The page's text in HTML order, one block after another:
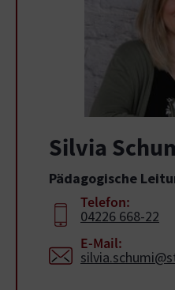
Silvia
Pädagogische
Telefon:
04226 668-22
E-Mail: